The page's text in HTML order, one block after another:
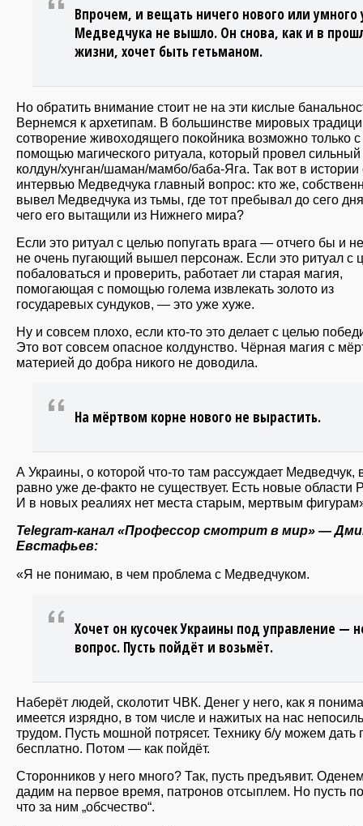
Впрочем, и вещать ничего нового или умного
Медведчука не вышло. Он снова, как и в
жизни, хочет быть гетьманом.
Но обратить внимание стоит не на эти кислые
Вернемся к архетипам. В большинстве мировых
сотворение живоходящего покойника возможно только с
помощью магического ритуала, который провел сильный
колдун/хунган/шаман/мамбо/баба-Яга. Так вот в истории
интервью Медведчука главный вопрос: кто же,
вывел Медведчука из тьмы, где тот пребывал до сего
чего его вытащили из Нижнего мира?
Если это ритуал с целью попугать врага — отчего бы и
не очень пугающий вышел персонаж. Если это ритуал с
побаловаться и проверить, работает ли старая магия,
помогающая с помощью голема извлекать золото из
государевых сундуков, — это уже хуже.
Ну и совсем плохо, если кто-то это делает с целью
Это вот совсем опасное колдунство. Чёрная магия с
материей до добра никого не доводила.
На мёртвом корне нового не вырастить.
А Украины, о которой что-то там рассуждает Медведчук,
равно уже де-факто не существует. Есть новые области
И в новых реалиях нет места старым, мертвым
Telegram-канал «Профессор смотрит в мир» —
Евстафьев:
«Я не понимаю, в чем проблема с Медведчуком.
Хочет он кусочек Украины под управление —
вопрос. Пусть пойдёт и возьмëт.
Наберёт людей, сколотит ЧВК. Денег у него, как я
имеется изрядно, в том числе и нажитых на нас
трудом. Пусть мошной потрясет. Технику б/у можем дать
бесплатно. Потом — как пойдёт.
Сторонников у него много? Так, пусть предъявит.
дадим на первое время, патронов отсыплем. Но пусть
что за ним „обсчество“.